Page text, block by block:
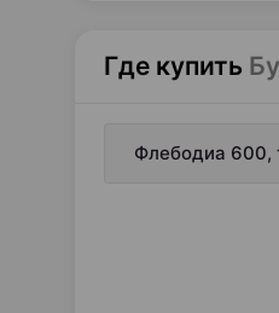
Где купить
Флебодиа 600,